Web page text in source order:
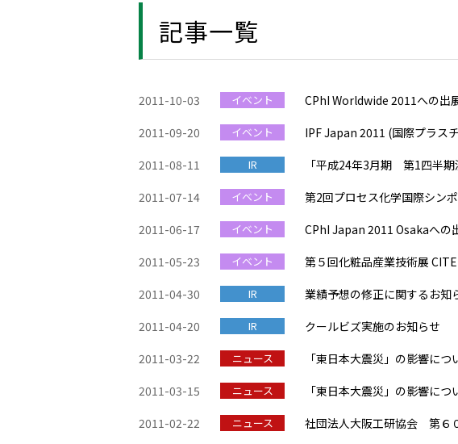
記事一覧
2011-10-03 イベント
CPhI Worldwide 2011への出
2011-09-20
イベント
IPF Japan 2011 (国際プラス
2011-08-11
IR
「平成24年3月期 第1四半
2011-07-14
イベント
第2回プロセス化学国際シン
2011-06-17
イベント
CPhI Japan 2011 Osakaへの
2011-05-23
イベント
第５回化粧品産業技術展
2011-04-30
IR
業績予想の修正に関するお知
2011-04-20
IR
クールビズ実施のお知らせ
2011-03-22
ニュース
「東日本大震災」の影響につ
2011-03-15
ニュース
「東日本大震災」の影響につ
2011-02-22
ニュース
社団法人大阪工研協会 第６